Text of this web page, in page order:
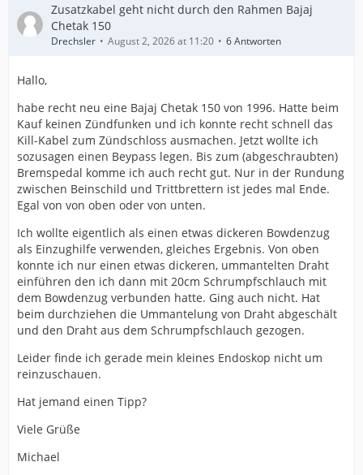
Zusatzkabel geht nicht durch den Rahmen Bajaj
Chetak 150
Drechsler August 2, 2026 at 11:20 6 Antworten
Hallo,
habe recht neu eine Bajaj Chetak 150 von 1996. Hatte beim
Kauf keinen Zündfunken und ich konnte recht schnell das
Kill-Kabel zum Zündschloss ausmachen. Jetzt wollte ich
sozusagen einen Beypass legen. Bis zum (abgeschraubten)
Bremspedal komme ich auch recht gut. Nur in der Rundung
zwischen Beinschild und Trittbrettern ist jedes mal Ende.
Egal von von oben oder von unten.
Ich wollte eigentlich als einen etwas dickeren Bowdenzug
als Einzughilfe verwenden, gleiches Ergebnis. Von oben
konnte ich nur einen etwas dickeren, ummantelten Draht
einführen den ich dann mit 20cm Schrumpfschlauch mit
dem Bowdenzug verbunden hatte. Ging auch nicht. Hat
beim durchziehen die Ummantelung von Draht abgeschält
und den Draht aus dem Schrumpfschlauch gezogen.
Leider finde ich gerade mein kleines Endoskop nicht um
reinzuschauen.
Hat jemand einen Tipp?
Viele Grüße
Michael